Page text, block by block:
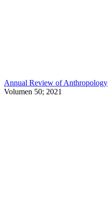
Annual Review of Anthropology
Volumen 50; 2021